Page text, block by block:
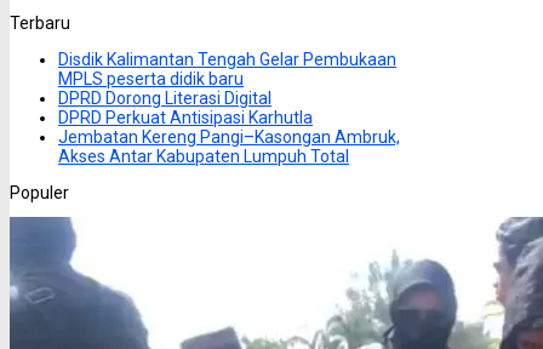
Terbaru
Disdik Kalimantan Tengah Gelar Pembukaan
MPLS peserta didik baru
DPRD Dorong Literasi Digital
DPRD Perkuat Antisipasi Karhutla
Jembatan Kereng Pangi–Kasongan Ambruk,
Akses Antar Kabupaten Lumpuh Total
Populer